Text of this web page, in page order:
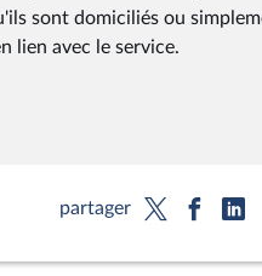
sont domiciliés ou
lien avec le service.
partager